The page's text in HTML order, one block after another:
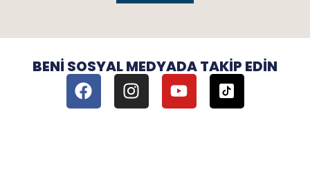
BENI SOSYAL MEDYADA TAKIP EDIN